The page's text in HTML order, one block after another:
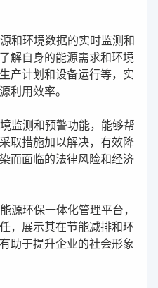
和环境数据的实时监测和
解自身的能源需求和环境
产计划和设备运行等，实
利用效率。
监测和预警功能，能够帮
取措施加以解决，有效降
而面临的法律风险和经济
源环保一体化管理平台，
，展示其在节能减排和环
助于提升企业的社会形象